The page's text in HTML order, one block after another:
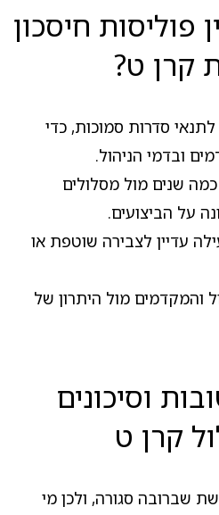
פוליסות חיסכון
קרן ט?
סדרות סמוכות, כדי
ובדמי הניהול.
שנים מול מסלולים
על הביצועים.
עדיין לצבירה שוטפת או
והמקדמים מול היתרון של
וסיכונים
קרן ט
שברובה סגורה, ולכן מי